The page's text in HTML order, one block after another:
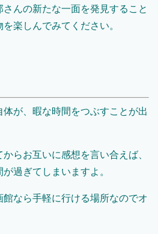
んの新たな一面を発見すること
楽しんでみてください。
が、暇な時間をつぶすことが出
らお互いに感想を言い合えば、
過ぎてしまいますよ。
なら手軽に行ける場所なのでオ